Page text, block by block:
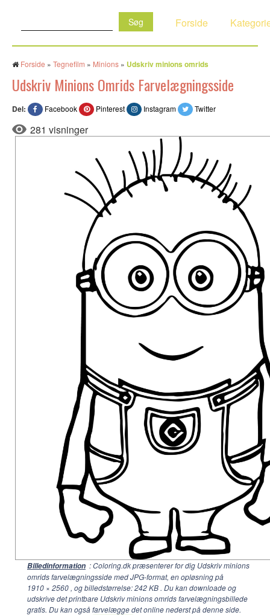
Forside
Forside » Tegnefilm » Minions » Udskriv minions omrids
Udskriv Minions Omrids Farvelægningsside
Del: Facebook Pinterest Instagram Twitter
281 visninger
Billedinformation : Coloring.dk præsenterer for dig Udskriv minions
omrids farvelægningsside med JPG-format, en opløsning på
1910 × 2560 , og billedstørrelse: 242 KB . Du kan downloade og
udskrive det printbare Udskriv minions omrids farvelægningsbillede
gratis. Du kan også farvelægge det online nederst på denne side.